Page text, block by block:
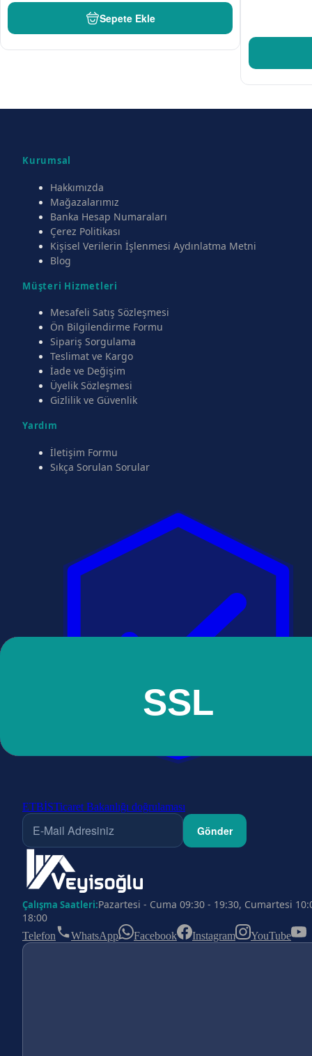
Sepete Ekle
Kurumsal
Hakkımızda
Mağazalarımız
Banka Hesap Numaraları
Çerez Politikası
Kişisel Verilerin İşlenmesi Aydınlatma Metni
Blog
Müşteri Hizmetleri
Mesafeli Satış Sözleşmesi
Ön Bilgilendirme Formu
Sipariş Sorgulama
Teslimat ve Kargo
İade ve Değişim
Üyelik Sözleşmesi
Gizlilik ve Güvenlik
Yardım
İletişim Formu
Sıkça Sorulan Sorular
ETBİSTicaret Bakanlığı doğrulaması
Gönder
Çalışma Saatleri:Pazartesi - Cuma 09:30 - 19:30, Cumartesi
18:00
Telefon WhatsApp Facebook Instagram YouTube